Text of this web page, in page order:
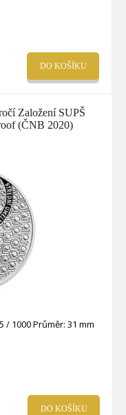
DO KOŠÍKU
Založení SUPŠ
(ČNB 2020)
/ 1000 Průměr: 31 mm
DO KOŠÍKU